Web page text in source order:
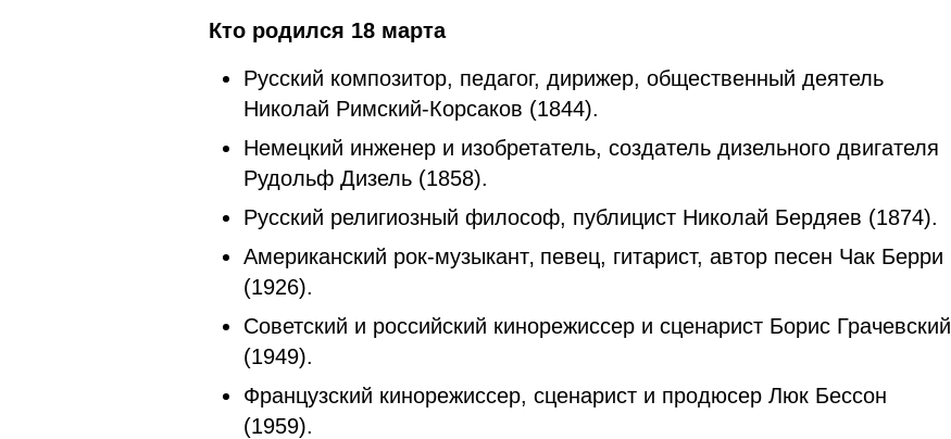
Кто родился 18 марта
Русский композитор, педагог, дирижер, общественный деятель
Николай Римский-Корсаков (1844).
Немецкий инженер и изобретатель, создатель дизельного двигателя
Рудольф Дизель (1858).
Русский религиозный философ, публицист Николай Бердяев (1874).
Американский рок-музыкант‚ певец, гитарист, автор песен Чак Берри
(1926).
Советский и российский кинорежиссер и сценарист Борис Грачевский
(1949).
Французский кинорежиссер, сценарист и продюсер Люк Бессон
(1959).